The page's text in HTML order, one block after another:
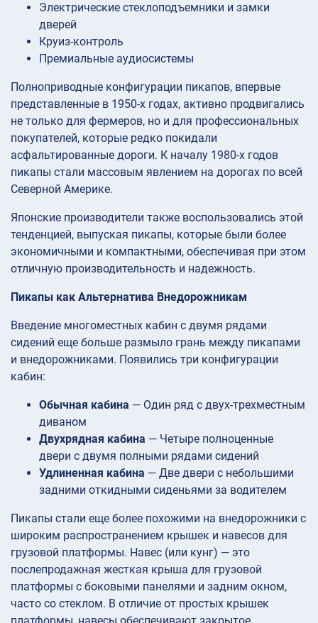
Электрические стеклоподъемники и замки
дверей
Круиз-контроль
Премиальные аудиосистемы
Полноприводные конфигурации пикапов, впервые
представленные в 1950-х годах, активно продвигались
не только для фермеров, но и для профессиональных
покупателей, которые редко покидали
асфальтированные дороги. К началу 1980-х годов
пикапы стали массовым явлением на дорогах по всей
Северной Америке.
Японские производители также воспользовались этой
тенденцией, выпуская пикапы, которые были более
экономичными и компактными, обеспечивая при этом
отличную производительность и надежность.
Пикапы как Альтернатива Внедорожникам
Введение многоместных кабин с двумя рядами
сидений еще больше размыло грань между пикапами
и внедорожниками. Появились три конфигурации
кабин:
Обычная кабина — Один ряд с двух-трехместным
диваном
Двухрядная кабина — Четыре полноценные
двери с двумя полными рядами сидений
Удлиненная кабина — Две двери с небольшими
задними откидными сиденьями за водителем
Пикапы стали еще более похожими на внедорожники с
широким распространением крышек и навесов для
грузовой платформы. Навес (или кунг) — это
послепродажная жесткая крыша для грузовой
платформы с боковыми панелями и задним окном,
часто со стеклом. В отличие от простых крышек